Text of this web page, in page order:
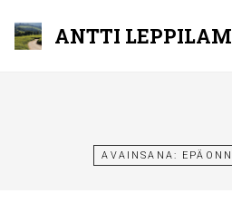
ANTTI
AVAINSANA: